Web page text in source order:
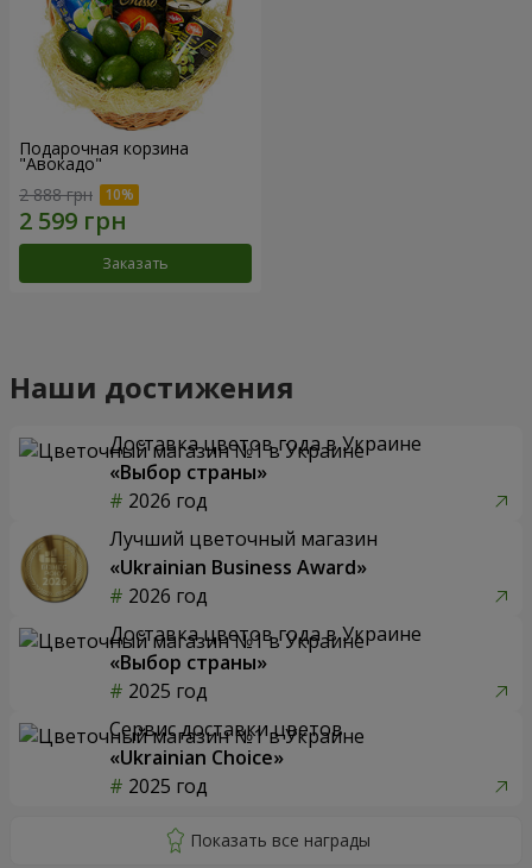
Подарочная корзина
"Авокадо"
2 888 грн
Заказать
Наши достижения
Доставка цветов года в Украине
«Выбор страны»
2026 год
Лучший цветочный магазин
«Ukrainian Business Award»
2026 год
Доставка цветов года в Украине
«Выбор страны»
2025 год
Сервис доставки цветов
«Ukrainian Choice»
2025 год